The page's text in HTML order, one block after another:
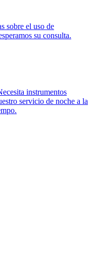
sobre el uso de
su consulta.
instrumentos
servicio de noche a la